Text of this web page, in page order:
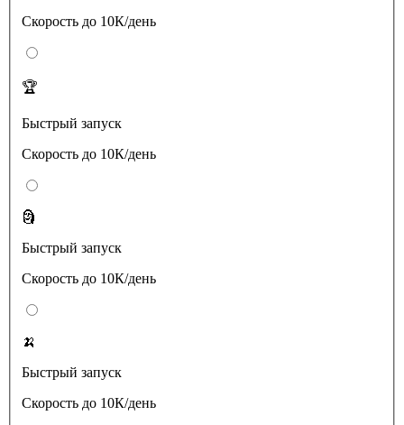
Скорость до 10К/день
🏆
Быстрый запуск
Скорость до 10К/день
🗿
Быстрый запуск
Скорость до 10К/день
🍌
Быстрый запуск
Скорость до 10К/день